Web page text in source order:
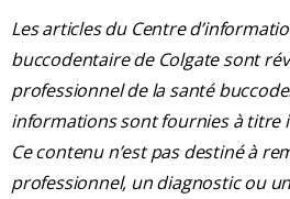
Les articles du Centre
buccodentaire de Colgate sont
professionnel de la santé
informations sont fournies à titre
Ce contenu n’est pas destiné à
professionnel, un diagnostic ou